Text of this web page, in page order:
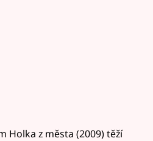
Holka z města (2009) těží